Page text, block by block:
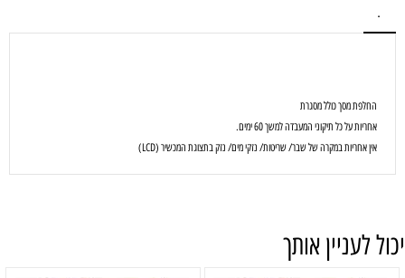
.
החלפת מסך כולל מסגרת
אחריות על כל תיקוני המעבדה למשך 60 ימים.
אין אחריות במקרה של שבר/ שריטות/ נזקי מים/ נזק בתצוגת המכשיר (LCD)
יכול לעניין אותך